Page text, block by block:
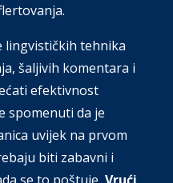
lingvističkih tehnika
šaljivih komentara i
efektivnost
spomenuti da je
uvijek na prvom
biti zabavni i
se to poštuje, Vrući